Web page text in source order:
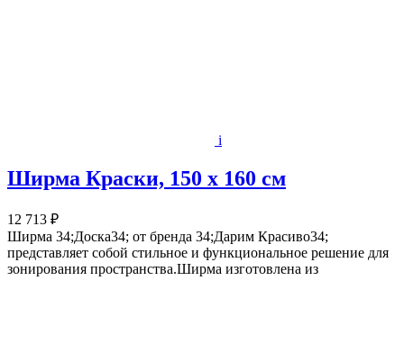
i
Ширма Краски, 150 х 160 см
12 713 ₽
Ширма 34;Доска34; от бренда 34;Дарим Красиво34;
представляет собой стильное и функциональное решение для
зонирования пространства.Ширма изготовлена из